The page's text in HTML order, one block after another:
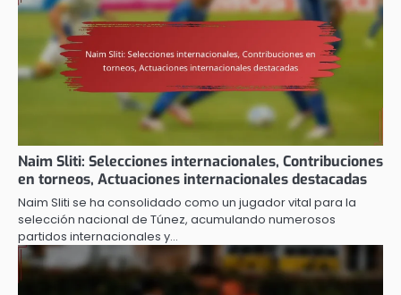
Naim Sliti: Selecciones internacionales, Contribuciones
en torneos, Actuaciones internacionales destacadas
Naim Sliti se ha consolidado como un jugador vital para la
selección nacional de Túnez, acumulando numerosos
partidos internacionales y…